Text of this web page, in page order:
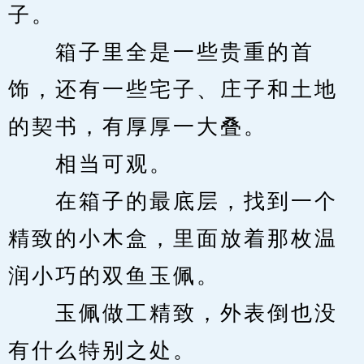
子。
箱子里全是一些贵重的首
饰，还有一些宅子、庄子和土地
的契书，有厚厚一大叠。
相当可观。
在箱子的最底层，找到一个
精致的小木盒，里面放着那枚温
润小巧的双鱼玉佩。
玉佩做工精致，外表倒也没
有什么特别之处。